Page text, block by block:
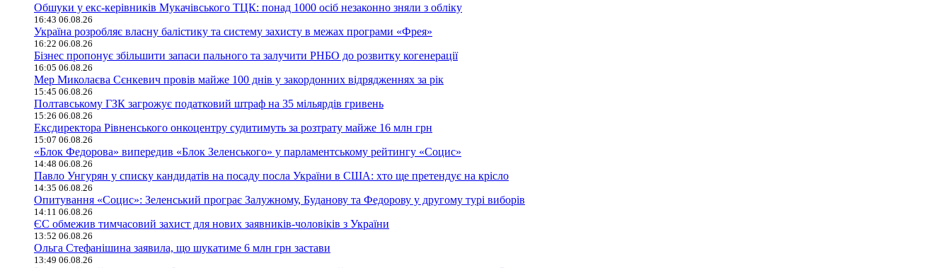
Обшуки у екс-керівників Мукачівського ТЦК: понад 1000 осіб незаконно зняли з обліку
16:43 06.08.26
Україна розробляє власну балістику та систему захисту в межах програми «Фрея»
16:22 06.08.26
Бізнес пропонує збільшити запаси пального та залучити РНБО до розвитку когенерації
16:05 06.08.26
Мер Миколаєва Сєнкевич провів майже 100 днів у закордонних відрядженнях за рік
15:45 06.08.26
Полтавському ГЗК загрожує податковий штраф на 35 мільярдів гривень
15:26 06.08.26
Ексдиректора Рівненського онкоцентру судитимуть за розтрату майже 16 млн грн
15:07 06.08.26
«Блок Федорова» випередив «Блок Зеленського» у парламентському рейтингу «Социс»
14:48 06.08.26
Павло Унгурян у списку кандидатів на посаду посла України в США: хто ще претендує на крісло
14:35 06.08.26
Опитування «Социс»: Зеленський програє Залужному, Буданову та Федорову у другому турі виборів
14:11 06.08.26
ЄС обмежив тимчасовий захист для нових заявників-чоловіків з України
13:52 06.08.26
Ольга Стефанішина заявила, що шукатиме 6 млн грн застави
13:49 06.08.26